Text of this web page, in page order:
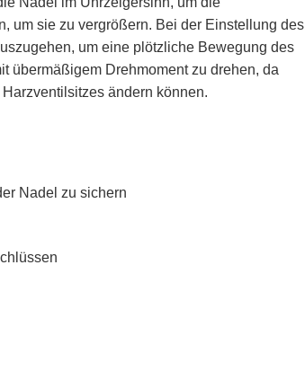
um sie zu vergrößern. Bei der Einstellung des
um eine plötzliche Bewegung des
übermäßigem Drehmoment zu drehen, da
ändern können.
Nadel zu sichern